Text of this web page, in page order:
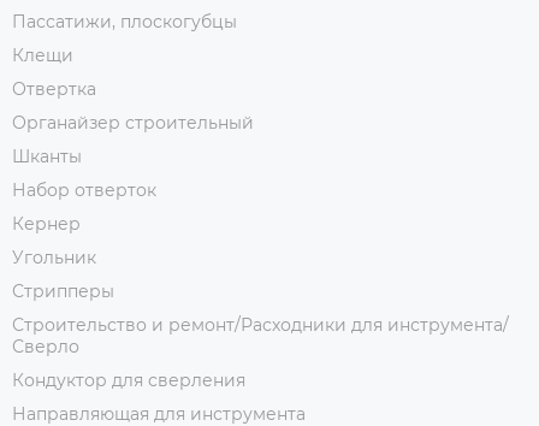
Пассатижи, плоскогубцы
Клещи
Отвертка
Органайзер строительный
Шканты
Набор отверток
Кернер
Угольник
Стрипперы
Строительство и ремонт/Расходники для инструмента/
Сверло
Кондуктор для сверления
Направляющая для инструмента